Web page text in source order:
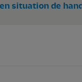
situation de